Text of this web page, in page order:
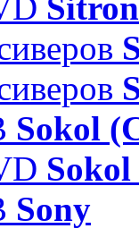
Sokol
Sony